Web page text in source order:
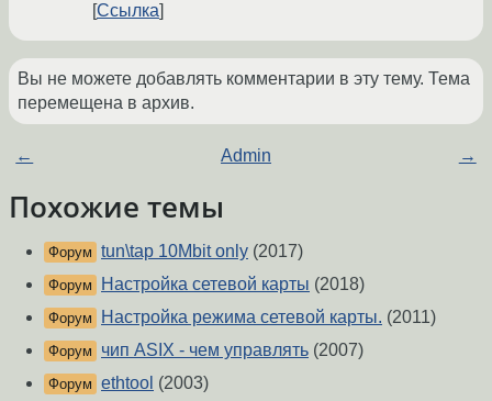
Ссылка
Вы не можете добавлять комментарии в эту тему. Тема
перемещена в архив.
← Admin →
Похожие темы
Форум tun\tap 10Mbit only (2017)
Форум Настройка сетевой карты (2018)
Форум Настройка режима сетевой карты. (2011)
Форум чип ASIX - чем управлять (2007)
Форум ethtool (2003)